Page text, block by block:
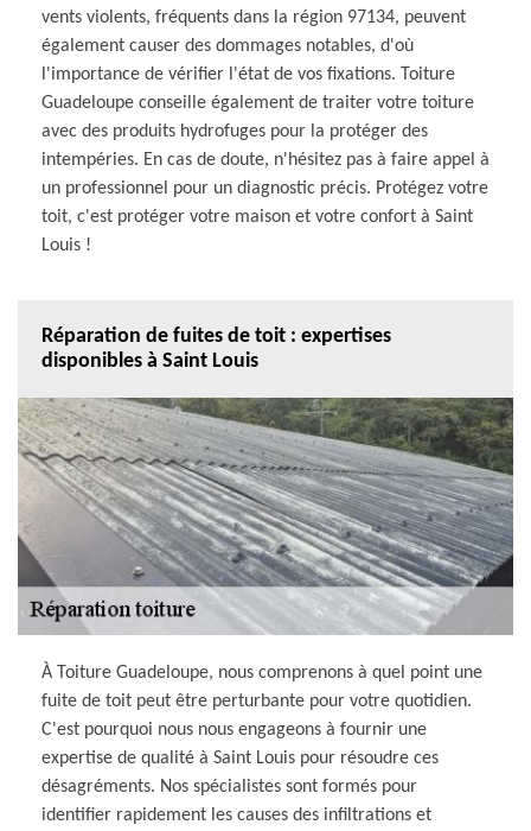
vents violents, fréquents dans la région 97134, peuvent
également causer des dommages notables, d'où
l'importance de vérifier l'état de vos fixations. Toiture
Guadeloupe conseille également de traiter votre toiture
avec des produits hydrofuges pour la protéger des
intempéries. En cas de doute, n'hésitez pas à faire appel à
un professionnel pour un diagnostic précis. Protégez votre
toit, c'est protéger votre maison et votre confort à Saint
Louis !
Réparation de fuites de toit : expertises
disponibles à Saint Louis
À Toiture Guadeloupe, nous comprenons à quel point une
fuite de toit peut être perturbante pour votre quotidien.
C'est pourquoi nous nous engageons à fournir une
expertise de qualité à Saint Louis pour résoudre ces
désagréments. Nos spécialistes sont formés pour
identifier rapidement les causes des infiltrations et